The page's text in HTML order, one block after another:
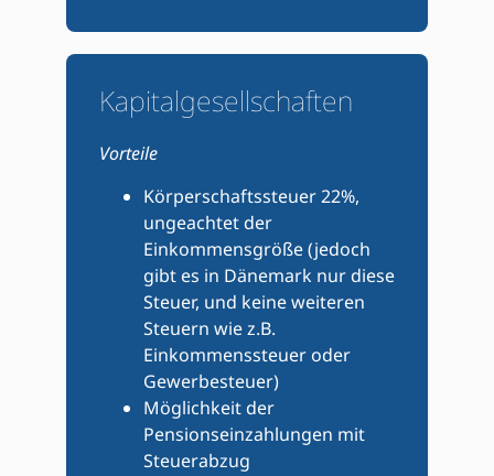
Kapitalgesellschaften
Vorteile
Körperschaftssteuer 22%,
ungeachtet der
Einkommensgröße (jedoch
gibt es in Dänemark nur diese
Steuer, und keine weiteren
Steuern wie z.B.
Einkommenssteuer oder
Gewerbesteuer)
Möglichkeit der
Pensionseinzahlungen mit
Steuerabzug